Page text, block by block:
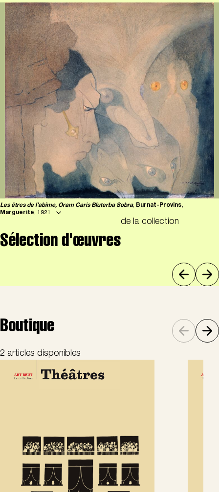
Les êtres de l’abîme, Oram Caris Bluterba Sobra, Burnat-Provins,
Marguerite, 1921
Sélection d'œuvres
de la collection
Boutique
2 articles disponibles